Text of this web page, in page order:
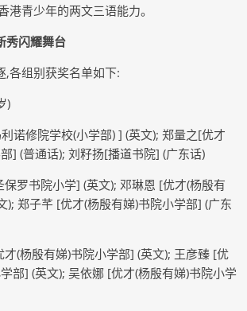
港青少年的两文三语能力。
秀闪耀舞台
,各组别获奖名单如下:
)
诺修院学校(小学部) ] (英文); 郑量之[优才
] (普通话); 刘籽扬[播道书院] (广东话)
罗书院小学] (英文); 邓琳恩 [优才(杨殷有
); 郑子芊 [优才(杨殷有娣)书院小学部] (广东
(杨殷有娣)书院小学部] (英文); 王彦臻 [优
部] (英文); 吴依娜 [优才(杨殷有娣)书院小学